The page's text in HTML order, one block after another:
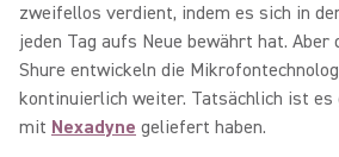
zweifellos verdient, indem es sich in
jeden Tag aufs Neue bewährt hat. Aber
Shure entwickeln die
kontinuierlich weiter. Tatsächlich ist es
mit Nexadyne geliefert haben.